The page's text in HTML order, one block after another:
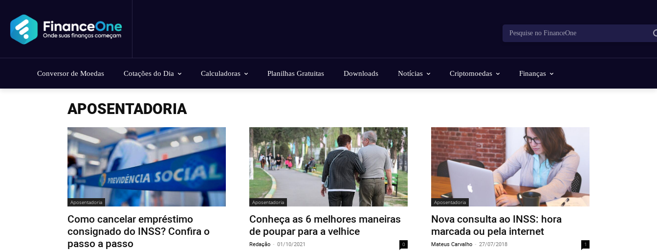
Pesquise no FinanceOne
Conversor de Moedas Cotações do Dia Calculadoras Planilhas Gratuitas Downloads Notícias Criptomoedas Finanças
APOSENTADORIA
Aposentadoria
Como cancelar empréstimo
consignado do INSS? Confira o
passo a passo
Aposentadoria
Conheça as 6 melhores maneiras
de poupar para a velhice
Redação - 01/10/2021 0
Aposentadoria
Nova consulta ao INSS: hora
marcada ou pela internet
Mateus Carvalho - 27/07/2018 1